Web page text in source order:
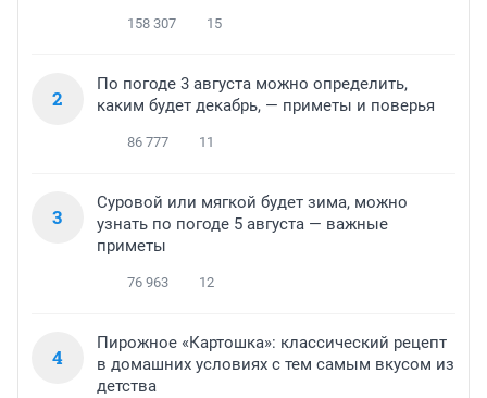
158 307 15
2
По погоде 3 августа можно определить,
каким будет декабрь, — приметы и поверья
86 777 11
3
Суровой или мягкой будет зима, можно
узнать по погоде 5 августа — важные
приметы
76 963 12
4
Пирожное «Картошка»: классический рецепт
в домашних условиях с тем самым вкусом из
детства